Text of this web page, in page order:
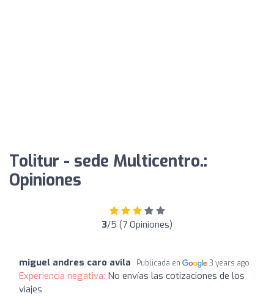
Tolitur - sede Multicentro.:
Opiniones
3/5 (7 Opiniones)
miguel andres caro avila Publicada en 3 years ago
Experiencia negativa: No envías las cotizaciones de los
viajes